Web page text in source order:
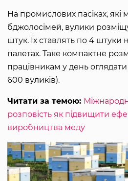
На промислових пасіках, які
бджолосімей, вулики
штук. Їх ставлять по 4 штуки
палетах. Таке компактне
працівникам у день оглядати
600 вуликів).
Читати за темою:
розповість як підвищити
виробництва меду